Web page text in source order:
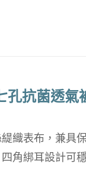
孔抗菌透氣
織表布，兼具
角綁耳設計可